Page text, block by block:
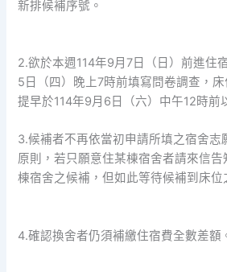
新排候補序號。
2.欲於本週114年9月7日（日）前進住
5日（四）晚上7時前填寫問卷調查，
提早於114年9月6日（六）中午12時前
3.候補者不再依當初申請所填之宿舍志
原則，若只願意住某棟宿舍者請來信
棟宿舍之候補，但如此等待候補到床位
4.確認換舍者仍須補繳住宿費全數差額